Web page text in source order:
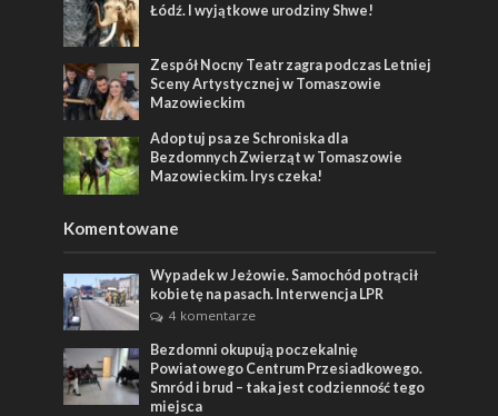
Łódź. I wyjątkowe urodziny Shwe!
Zespół Nocny Teatr zagra podczas Letniej
Sceny Artystycznej w Tomaszowie
Mazowieckim
Adoptuj psa ze Schroniska dla
Bezdomnych Zwierząt w Tomaszowie
Mazowieckim. Irys czeka!
Komentowane
Wypadek w Jeżowie. Samochód potrącił
kobietę na pasach. Interwencja LPR
4 komentarze
Bezdomni okupują poczekalnię
Powiatowego Centrum Przesiadkowego.
Smród i brud – taka jest codzienność tego
miejsca